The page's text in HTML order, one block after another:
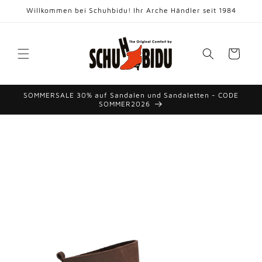
zum
Willkommen bei Schuhbidu! Ihr Arche Händler seit 1984
Warenkorb
SOMMERSALE 30% auf Sandalen und Sandaletten - CODE
SOMMER2026